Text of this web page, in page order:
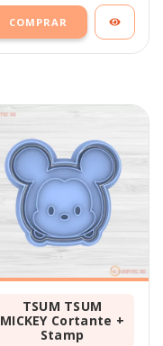
COMPRAR
TSUM TSUM
MICKEY Cortante +
Stamp